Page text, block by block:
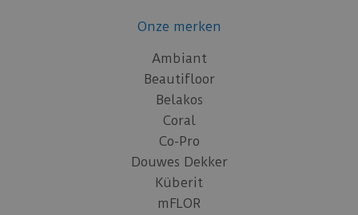
Onze merken
Ambiant
Beautifloor
Belakos
Coral
Co-Pro
Douwes Dekker
Küberit
mFLOR